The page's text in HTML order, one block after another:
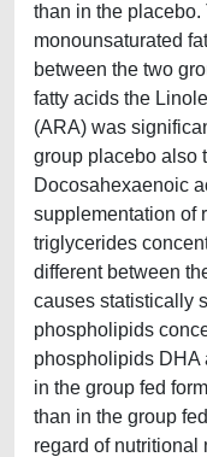
than in the
monounsaturated
between the two
fatty acids the
(ARA) was
group placebo also
Docosahexaenoic
supplementation of
triglycerides
different between
causes statistically
phospholipids
phospholipids DHA
in the group fed
than in the group
regard of nutritional